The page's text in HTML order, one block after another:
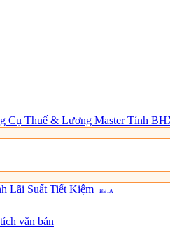
Cụ Thuế & Lương MasterTính
Lãi Suất Tiết Kiệm BETA
văn bản